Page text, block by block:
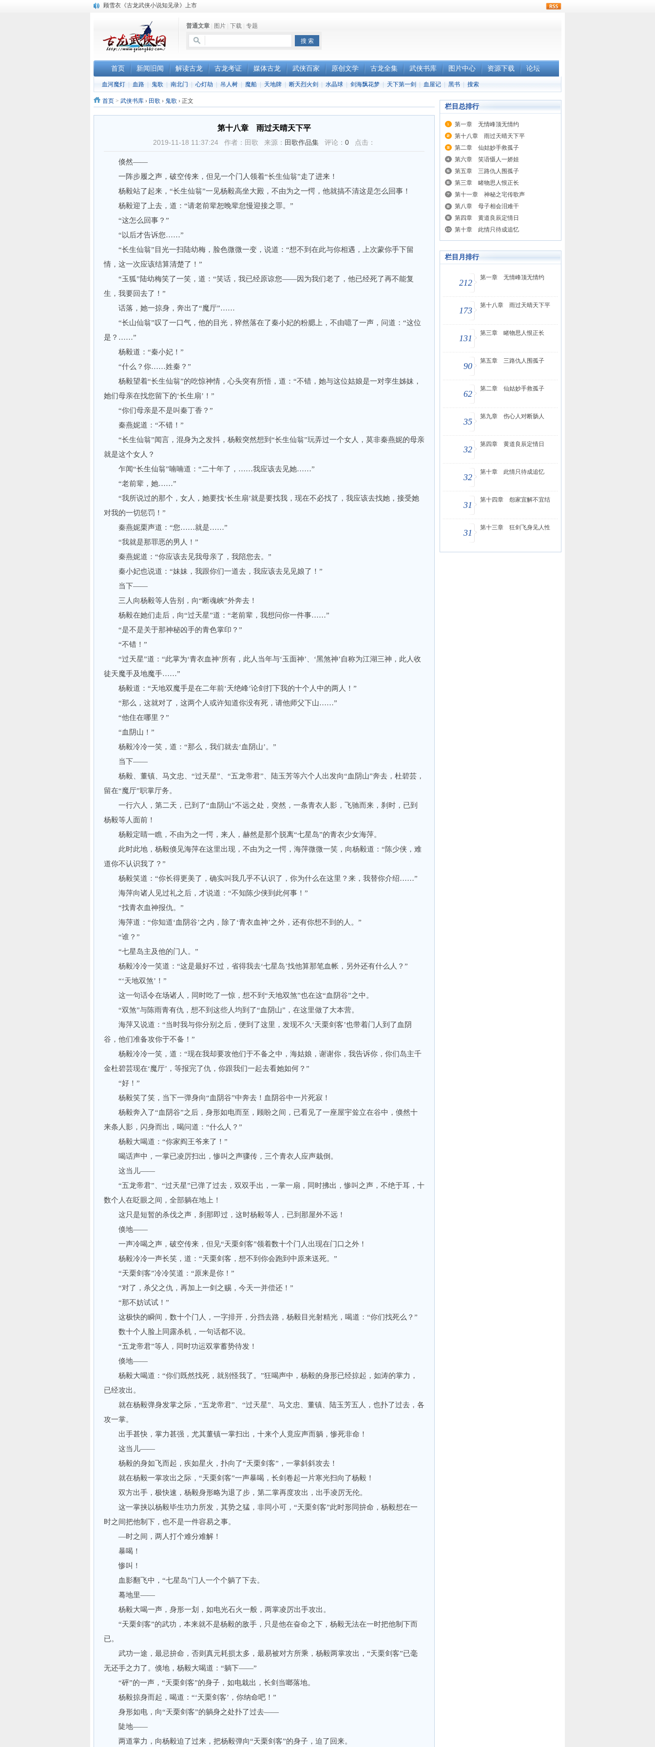
“武侠书库”查缺补漏活动圆满结束
普通文章 图片 下载 专题
首页 新闻旧闻 解读古龙 古龙考证 媒体古龙 武侠百家 原创文学 古龙全集 武侠书库 图片中心 资源下载 论坛
血河魔灯 血路 鬼歌 南北门 心灯劫 吊人树 魔船 天地牌 断天烈火剑 水晶球 剑海飘花梦 天下第一剑 血屋记 黑书 搜索
首页 > 武侠书库 › 田歌 › 鬼歌 › 正文
第十八章 雨过天晴天下平
2019-11-18 11:37:24 作者：田歌 来源： 田歌作品集 评论： 0 点击：
倏然——
一阵步履之声，破空传来，但见一个门人领着“长生仙翁”走了进来！
杨毅站了起来，“长生仙翁”一见杨毅高坐大殿，不由为之一愕，他就搞不清这是怎么回事！
杨毅迎了上去，道：“请老前辈恕晚辈怠慢迎接之罪。”
“这怎么回事？”
“以后才告诉您……”
“长生仙翁”目光一扫陆幼梅，脸色微微一变，说道：“想不到在此与你相遇，上次蒙你手下留
情，这一次应该结算清楚了！”
“玉狐”陆幼梅笑了一笑，道：“笑话，我已经原谅您——因为我们老了，他已经死了再不能复
生，我要回去了！”
话落，她一掠身，奔出了“魔厅”……
“长山仙翁”叹了一口气，他的目光，猝然落在了秦小妃的粉腮上，不由噫了一声，问道：“这位
是？……”
杨毅道：“秦小妃！”
“什么？你……姓秦？”
杨毅望着“长生仙翁”的吃惊神情，心头突有所悟，道：“不错，她与这位姑娘是一对孪生姊妹，
她们母亲在找您留下的‘长生扇’！”
“你们母亲是不是叫秦丁香？”
秦燕妮道：“不错！”
“长生仙翁”闻言，混身为之发抖，杨毅突然想到“长生仙翁”玩弄过一个女人，莫非秦燕妮的母亲
就是这个女人？
乍闻“长生仙翁”喃喃道：“二十年了，……我应该去见她……”
“老前辈，她……”
“我所说过的那个，女人，她要找‘长生扇’就是要找我，现在不必找了，我应该去找她，接受她
对我的一切惩罚！”
秦燕妮栗声道：“您……就是……”
“我就是那罪恶的男人！”
秦燕妮道：“你应该去见我母亲了，我陪您去。”
秦小妃也说道：“妹妹，我跟你们一道去，我应该去见见娘了！”
当下——
三人向杨毅等人告别，向“断魂峡”外奔去！
杨毅在她们走后，向“过天星”道：“老前辈，我想问你一件事……”
“是不是关于那神秘凶手的青色掌印？”
“不错！”
“过天星”道：“此掌为‘青衣血神’所有，此人当年与‘玉面神’、‘黑煞神’自称为江湖三神，此人收
徒天魔手及地魔手……”
杨毅道：“天地双魔手是在二年前‘天绝峰’论剑打下我的十个人中的两人！”
“那么，这就对了，这两个人或许知道你没有死，请他师父下山……”
“他住在哪里？”
“血阴山！”
杨毅冷冷一笑，道：“那么，我们就去‘血阴山’。”
当下——
杨毅、董镇、马文忠、“过天星”、“五龙帝君”、陆玉芳等六个人出发向“血阴山”奔去，杜碧芸，
留在“魔厅”职掌厅务。
一行六人，第二天，已到了“血阴山”不远之处，突然，一条青衣人影，飞驰而来，刹时，已到
杨毅等人面前！
杨毅定睛一瞧，不由为之一愕，来人，赫然是那个脱离“七星岛”的青衣少女海萍。
此时此地，杨毅倏见海萍在这里出现，不由为之一愕，海萍微微一笑，向杨毅道：“陈少侠，难
道你不认识我了？”
杨毅笑道：“你长得更美了，确实叫我几乎不认识了，你为什么在这里？来，我替你介绍……”
海萍向诸人见过礼之后，才说道：“不知陈少侠到此何事！”
“找青衣血神报仇。”
海萍道：“你知道‘血阴谷’之内，除了‘青衣血神’之外，还有你想不到的人。”
“谁？”
“七星岛主及他的门人。”
杨毅冷冷一笑道：“这是最好不过，省得我去‘七星岛’找他算那笔血帐，另外还有什么人？”
“‘天地双煞’！”
这一句话令在场诸人，同时吃了一惊，想不到“天地双煞”也在这“血阴谷”之中。
“双煞”与陈雨青有仇，想不到这些人均到了“血阴山”，在这里做了大本营。
海萍又说道：“当时我与你分别之后，便到了这里，发现不久‘天栗剑客’也带着门人到了血阴
谷，他们准备攻你于不备！”
杨毅冷冷一笑，道：“现在我却要攻他们于不备之中，海姑娘，谢谢你，我告诉你，你们岛主千
金杜碧芸现在‘魔厅’，等报完了仇，你跟我们一起去看她如何？”
“好！”
杨毅笑了笑，当下一弹身向“血阴谷”中奔去！血阴谷中一片死寂！
杨毅奔入了“血阴谷”之后，身形如电而至，顾盼之间，已看见了一座屋宇耸立在谷中，倏然十
来条人影，闪身而出，喝问道：“什么人？”
杨毅大喝道：“你家阎王爷来了！”
喝话声中，一掌已凌厉扫出，惨叫之声骤传，三个青衣人应声栽倒。
这当儿——
“五龙帝君”、“过天星”已弹了过去，双双手出，一掌一扇，同时拂出，惨叫之声，不绝于耳，十
数个人在眨眼之间，全部躺在地上！
这只是短暂的杀伐之声，刹那即过，这时杨毅等人，已到那屋外不远！
倏地——
一声冷喝之声，破空传来，但见“天栗剑客”领着数十个门人出现在门口之外！
杨毅冷冷一声长笑，道：“天栗剑客，想不到你会跑到中原来送死。”
“天栗剑客”冷冷笑道：“原来是你！”
“对了，杀父之仇，再加上一剑之赐，今天一并偿还！”
“那不妨试试！”
这极快的瞬间，数十个门人，一字排开，分挡去路，杨毅目光射精光，喝道：“你们找死么？”
数十个人脸上同露杀机，一句话都不说。
“五龙帝君”等人，同时功运双掌蓄势待发！
倏地——
杨毅大喝道：“你们既然找死，就别怪我了。”狂喝声中，杨毅的身形已经掠起，如涛的掌力，
已经攻出。
就在杨毅弹身发掌之际，“五龙帝君”、“过天星”、马文忠、董镇、陆玉芳五人，也扑了过去，各
攻一掌。
出手甚快，掌力甚强，尤其董镇一掌扫出，十来个人竟应声而躺，惨死非命！
这当儿——
杨毅的身如飞而起，疾如星火，扑向了“天栗剑客”，一掌斜斜攻去！
就在杨毅一掌攻出之际，“天栗剑客”一声暴喝，长剑卷起一片寒光扫向了杨毅！
双方出手，极快速，杨毅身形略为退了步，第二掌再度攻出，出手凌厉无伦。
这一掌挟以杨毅毕生功力所发，其势之猛，非同小可，“天栗剑客”此时形同拚命，杨毅想在一
时之间把他制下，也不是一件容易之事。
—时之间，两人打个难分难解！
暴喝！
惨叫！
血影翻飞中，“七星岛”门人一个个躺了下去。
蓦地里——
杨毅大喝一声，身形一划，如电光石火一般，两掌凌厉出手攻出。
“天栗剑客”的武功，本来就不是杨毅的敌手，只是他在奋命之下，杨毅无法在一时把他制下而
已。
武功一途，最忌拚命，否则真元耗损太多，最易被对方所乘，杨毅两掌攻出，“天栗剑客”已毫
无还手之力了。倏地，杨毅大喝道：“躺下——”
“砰”的一声，“天栗剑客”的身子，如电栽出，长剑当啷落地。
杨毅掠身而起，喝道：“‘天栗剑客’，你纳命吧！”
身形如电，向“天栗剑客”的躺身之处扑了过去——
陡地——
两道掌力，向杨毅迫了过来，把杨毅弹向“天栗剑客”的身子，迫了回来。
栏目总排行
第一章 无情峰顶无情约
第十八章 雨过天晴天下平
第二章 仙姑妙手救孤子
第六章 笑语慑人一娇娃
第五章 三路仇人围孤子
第三章 睹物思人恨正长
第十一章 神秘之宅传歌声
第八章 母子相会泪难干
第四章 黄道良辰定情日
第十章 此情只待成追忆
栏目月排行
212
第一章 无情峰顶无情约
173
第十八章 雨过天晴天下平
131
第三章 睹物思人恨正长
90
第五章 三路仇人围孤子
62
第二章 仙姑妙手救孤子
35
第九章 伤心人对断肠人
32
第四章 黄道良辰定情日
32
第十章 此情只待成追忆
31
第十四章 怨家宜解不宜结
31
第十三章 狂剑飞身见人性